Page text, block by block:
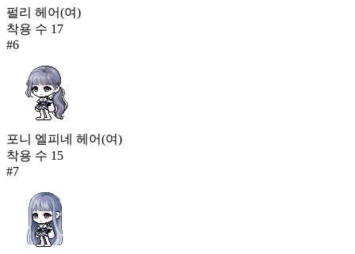
펄리 헤어(여)
착용 수 17
#6
포니 엘피네 헤어(여)
착용 수 15
#7